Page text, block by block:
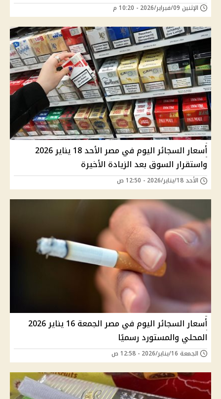
الإثنين 09/فبراير/2026 - 10:20 م
أسعار السجائر اليوم في مصر الأحد 18 يناير 2026
واستقرار السوق بعد الزيادة الأخيرة
الأحد 18/يناير/2026 - 12:50 ص
أسعار السجائر اليوم في مصر الجمعة 16 يناير 2026
المحلي والمستورد رسميًا
الجمعة 16/يناير/2026 - 12:58 ص